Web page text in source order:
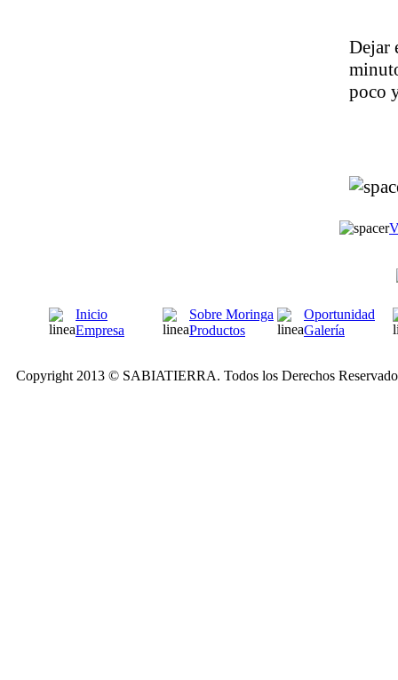
Dejar
poco
Inicio
Empresa
Sobre Moringa
Productos
Oportunidad
Galería
Copyright 2013 © SABIATIERRA. Todos los Derechos